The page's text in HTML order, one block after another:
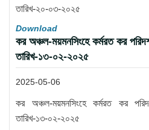
তারিখ-২০-০৩-২০২৫
Download
কর অঞ্চল-ময়মনসিংহে কর্মরত কর
তারিখ-১৩-০২-২০২৫
2025-05-06
কর অঞ্চল-ময়মনসিংহে কর্মরত কর
তারিখ-১৩-০২-২০২৫